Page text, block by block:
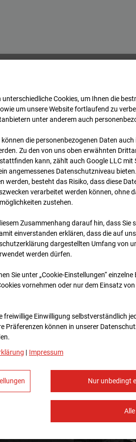
Heddesheim Archiv
unterschiedliche Cookies, um Ihnen die
um unsere Website fortlaufend zu
unter anderem auch
können die personenbezogenen Daten
Zu den von uns oben erwähnten
kann, zählt auch Google LLC mit
angemessenes Datenschutzniveau
werden, besteht das Risiko, dass diese
verarbeitet werden können, ohne
zustehen.
Zusammenhang darauf hin, dass Sie
ein­ver­standen erklären, dass die auf
dargestellten Umfang von
werden dürfen.
Sie unter „Cookie-Einstellungen“
vornehmen oder nur dem Einsatz
freiwillige Einwilligung selbstverständlich
Prä­fe­renzen können in unserer
| Impressum
Nur unbedingt